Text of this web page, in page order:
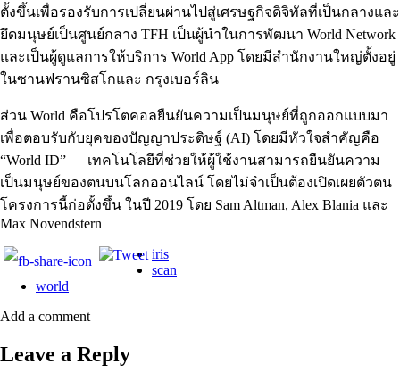
ตั้งขึ้นเพื่อรองรับการเปลี่ยนผ่านไปสู่เศรษฐกิจดิจิทัลที่เป็นกลางและ
ยึดมนุษย์เป็นศูนย์กลาง TFH เป็นผู้นำในการพัฒนา World Network
และเป็นผู้ดูแลการให้บริการ World App โดยมีสำนักงานใหญ่ตั้งอยู่
ในซานฟรานซิสโกและ กรุงเบอร์ลิน
ส่วน World คือโปรโตคอลยืนยันความเป็นมนุษย์ที่ถูกออกแบบมา
เพื่อตอบรับกับยุคของปัญญาประดิษฐ์ (AI) โดยมีหัวใจสำคัญคือ
“World ID” — เทคโนโลยีที่ช่วยให้ผู้ใช้งานสามารถยืนยันความ
เป็นมนุษย์ของตนบนโลกออนไลน์ โดยไม่จำเป็นต้องเปิดเผยตัวตน
โครงการนี้ก่อตั้งขึ้น ในปี 2019 โดย Sam Altman, Alex Blania และ
Max Novendstern
iris
scan
world
Add a comment
Leave a Reply